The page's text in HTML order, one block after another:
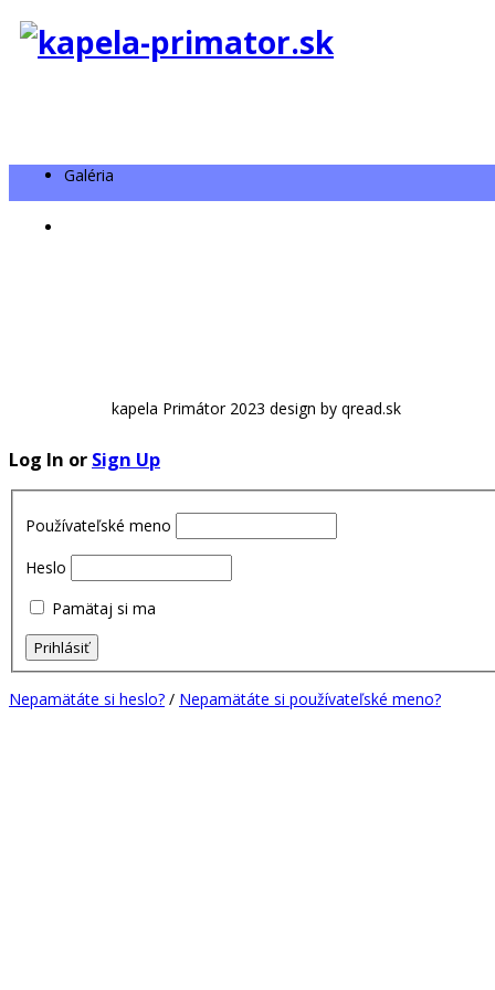
Galéria
kapela Primátor 2023 design by qread.sk
Log In or Sign Up
Používateľské meno
Heslo
Pamätaj si ma
Nepamätáte si heslo? / Nepamätáte si používateľské meno?